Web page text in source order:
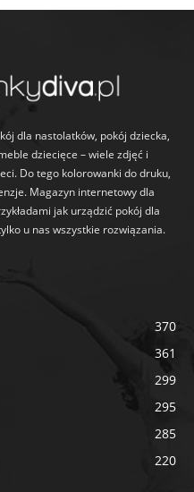
dla nastolatków, pokój dziecka,
dziecięce – wiele zdjęć i
Do tego kolorowanki do druku,
Magazyn internetowy dla
jak urządzić pokój dla
u nas wszystkie rozwiązania.
370
361
299
295
285
220